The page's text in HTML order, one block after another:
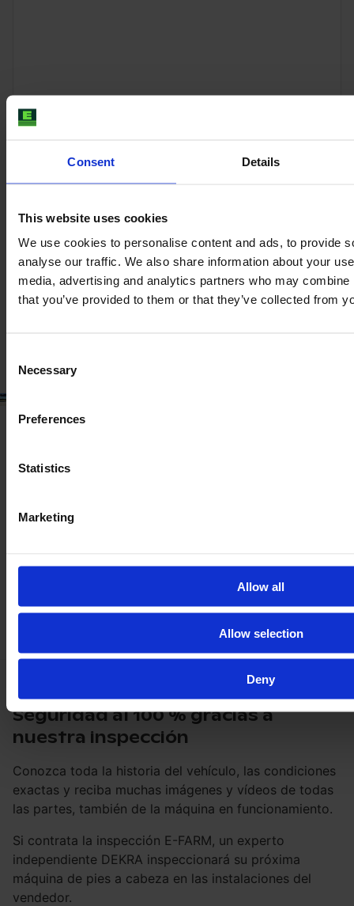
Consent Details
This website uses cookies
We use cookies to personalise content and ads, to provide
analyse our traffic. We also share information about your
media, advertising and analytics partners who may
that you’ve provided to them or that they’ve collected from
Selection
Necessary
Preferences
Statistics
Marketing
Allow all
Allow selection
Deny
Año Caballos de fuerza
89.000 €
Seguridad al 100 % gracias a
nuestra inspección
Conozca toda la historia del vehículo, las condiciones
exactas y reciba muchas imágenes y vídeos de todas
las partes, también de la máquina en funcionamiento.
Si contrata la inspección E-FARM, un experto
independiente DEKRA inspeccionará su próxima
máquina de pies a cabeza en las instalaciones del
vendedor.